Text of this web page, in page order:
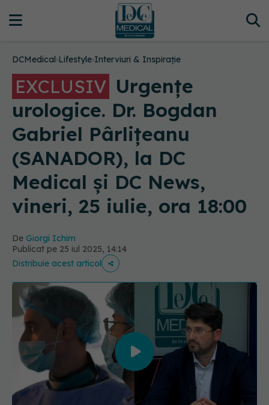
DCMedical›Lifestyle›Interviuri & Inspirație
EXCLUSIV Urgențe
urologice. Dr. Bogdan
Gabriel Pârlițeanu
(SANADOR), la DC
Medical și DC News,
vineri, 25 iulie, ora 18:00
De Giorgi Ichim
Publicat pe 25 iul 2025, 14:14
Distribuie acest articol